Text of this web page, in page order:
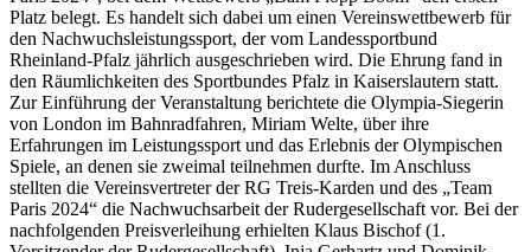
Platz belegt. Es handelt sich dabei um einen Vereinswettbewerb für
den Nachwuchsleistungssport, der vom Landessportbund
Rheinland-Pfalz jährlich ausgeschrieben wird. Die Ehrung fand in
den Räumlichkeiten des Sportbundes Pfalz in Kaiserslautern statt.
Zur Einführung der Veranstaltung berichtete die Olympia-Siegerin
von London im Bahnradfahren, Miriam Welte, über ihre
Erfahrungen im Leistungssport und das Erlebnis der Olympischen
Spiele, an denen sie zweimal teilnehmen durfte. Im Anschluss
stellten die Vereinsvertreter der RG Treis-Karden und des „Team
Paris 2024“ die Nachwuchsarbeit der Rudergesellschaft vor. Bei der
nachfolgenden Preisverleihung erhielten Klaus Bischof (1.